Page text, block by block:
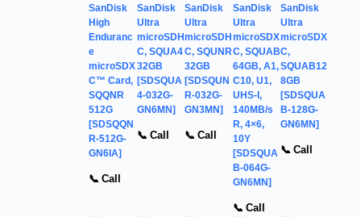
SanDisk
High
Enduranc
e
microSDX
C™ Card,
SQQNR
512G
[SDSQQN
R-512G-
GN6IA]
📞 Call
SanDisk
Ultra
microSDH
C, SQUA4
32GB
[SDSQUA
4-032G-
GN6MN]
📞 Call
SanDisk
Ultra
microSDH
C, SQUNR
32GB
[SDSQUN
R-032G-
GN3MN]
📞 Call
SanDisk
Ultra
microSDX
C, SQUAB
64GB, A1,
C10, U1,
UHS-I,
140MB/s
R, 4×6,
10Y
[SDSQUA
B-064G-
GN6MN]
📞 Call
SanDisk
Ultra
microSDX
C,
SQUAB12
8GB
[SDSQUA
B-128G-
GN6MN]
📞 Call